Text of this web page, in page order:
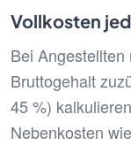
Vollkosten
Bei
Bruttogehalt
45 %)
Nebenkosten